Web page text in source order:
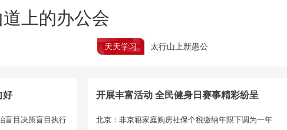
上的办公会
天天学习 太行山上新愚公
好
盲目决策盲目执行
开展丰富活动 全民健身日赛事精彩纷呈
北京：非京籍家庭购房社保个税缴纳年限下调为一年